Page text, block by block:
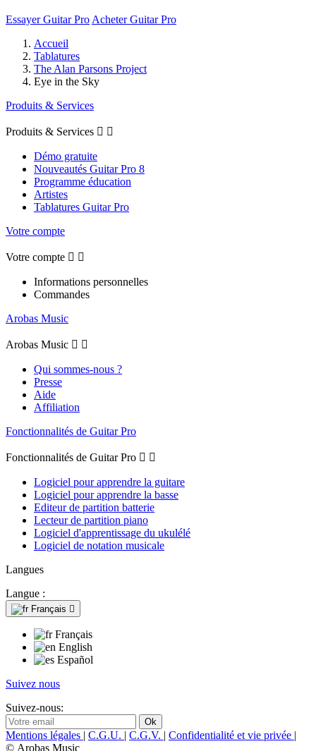
Essayer Guitar Pro Acheter Guitar Pro
Accueil
Tablatures
The Alan Parsons Project
Eye in the Sky
Produits & Services
Produits & Services  
Démo gratuite
Nouveautés Guitar Pro 8
Programme éducation
Artistes
Tablatures Guitar Pro
Votre compte
Votre compte  
Informations personnelles
Commandes
Arobas Music
Arobas Music  
Qui sommes-nous ?
Presse
Aide
Affiliation
Fonctionnalités de Guitar Pro
Fonctionnalités de Guitar Pro  
Logiciel pour apprendre la guitare
Logiciel pour apprendre la basse
Editeur de partition batterie
Lecteur de partition piano
Logiciel d'apprentissage du ukulélé
Logiciel de notation musicale
Langues
Langue :
Français 
Français
English
Español
Suivez nous
Suivez-nous:
Mentions légales | C.G.U. | C.G.V. | Confidentialité et vie privée |
© Arobas Music